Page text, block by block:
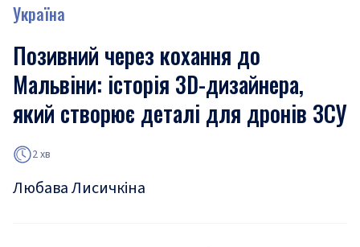
Україна
Позивний через кохання до
Мальвіни: історія 3D-дизайнера,
який створює деталі для дронів ЗСУ
2 хв
Любава Лисичкіна